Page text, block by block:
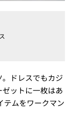
ドレスでもカジ
ットに一枚はあ
テムをワークマン